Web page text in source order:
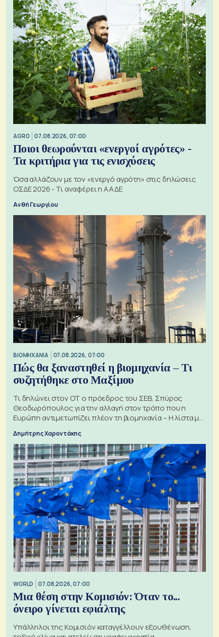
AGRO 07.08.2026, 07:00
Ποιοι θεωρούνται «ενεργοί αγρότες» -
Τα κριτήρια για τις ενισχύσεις
Όσα αλλάζουν με τον «ενεργό αγρότη» στις δηλώσεις
ΟΣΔΕ 2026 - Τι αναφέρει η ΑΑΔΕ
Ανθή Γεωργίου
ΒΙΟΜΗΧΑΝΙΑ 07.08.2026, 07:00
Πώς θα ξαναστηθεί η βιομηχανία – Τι
συζητήθηκε στο Μαξίμου
Τι δηλώνει στον ΟΤ ο πρόεδρος του ΣΕΒ, Σπύρος
Θεοδωρόπουλος για την αλλαγή στον τρόπο που η
Ευρώπη αντιμετωπίζει πλέον τη βιομηχανία – Η λίστα με
Δημήτρης Χαροντάκης
WORLD 07.08.2026, 07:00
Μια θέση στην Κομισιόν: Όταν το...
όνειρο γίνεται εφιάλτης
Υπάλληλοι της Κομισιόν καταγγέλλουν εξουθένωση,